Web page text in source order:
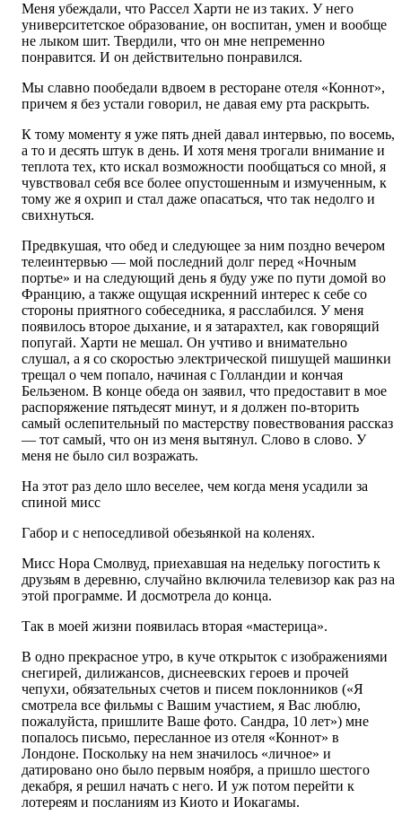
Меня убеждали, что Рассел Харти не из таких. У него
университетское образование, он воспитан, умен и вообще
не лыком шит. Твердили, что он мне непременно
понравится. И он действительно понравился.
Мы славно пообедали вдвоем в ресторане отеля «Коннот»,
причем я без устали говорил, не давая ему рта раскрыть.
К тому моменту я уже пять дней давал интервью, по восемь,
а то и десять штук в день. И хотя меня трогали внимание и
теплота тех, кто искал возможности пообщаться со мной, я
чувствовал себя все более опустошенным и измученным, к
тому же я охрип и стал даже опасаться, что так недолго и
свихнуться.
Предвкушая, что обед и следующее за ним поздно вечером
телеинтервью — мой последний долг перед «Ночным
портье» и на следующий день я буду уже по пути домой во
Францию, а также ощущая искренний интерес к себе со
стороны приятного собеседника, я расслабился. У меня
появилось второе дыхание, и я затарахтел, как говорящий
попугай. Харти не мешал. Он учтиво и внимательно
слушал, а я со скоростью электрической пишущей машинки
трещал о чем попало, начиная с Голландии и кончая
Бельзеном. В конце обеда он заявил, что предоставит в мое
распоряжение пятьдесят минут, и я должен по-вторить
самый ослепительный по мастерству повествования рассказ
— тот самый, что он из меня вытянул. Слово в слово. У
меня не было сил возражать.
На этот раз дело шло веселее, чем когда меня усадили за
спиной мисс
Габор и с непоседливой обезьянкой на коленях.
Мисс Нора Смолвуд, приехавшая на недельку погостить к
друзьям в деревню, случайно включила телевизор как раз на
этой программе. И досмотрела до конца.
Так в моей жизни появилась вторая «мастерица».
В одно прекрасное утро, в куче открыток с изображениями
снегирей, дилижансов, диснеевских героев и прочей
чепухи, обязательных счетов и писем поклонников («Я
смотрела все фильмы с Вашим участием, я Вас люблю,
пожалуйста, пришлите Ваше фото. Сандра, 10 лет») мне
попалось письмо, пересланное из отеля «Коннот» в
Лондоне. Поскольку на нем значилось «личное» и
датировано оно было первым ноября, а пришло шестого
декабря, я решил начать с него. И уж потом перейти к
лотереям и посланиям из Киото и Иокагамы.